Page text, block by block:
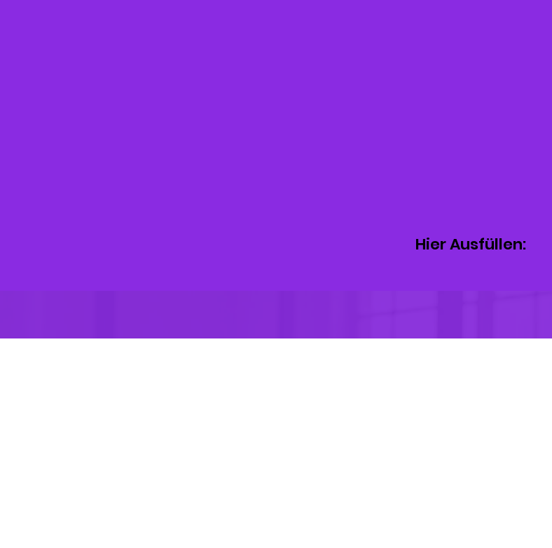
Hier Ausfüllen: